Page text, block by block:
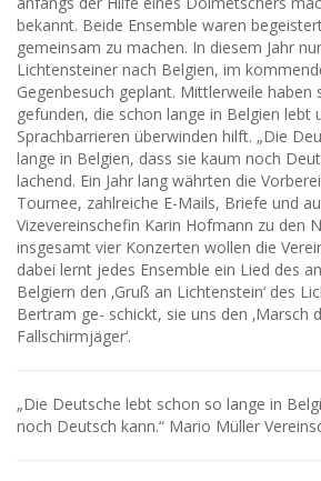
bekannt. Beide Ensemble waren
gemeinsam zu machen. In diesem Jahr
Lichtensteiner nach Belgien, im
Gegenbesuch geplant. Mittlerweile haben
gefunden, die schon lange in Belgien lebt
Sprachbarrieren überwinden hilft. „Die
lange in Belgien, dass sie kaum noch
lachend. Ein Jahr lang währten die
Tournee, zahlreiche E-Mails, Briefe und
Vizevereinschefin Karin Hofmann zu den
insgesamt vier Konzerten wollen die
dabei lernt jedes Ensemble ein Lied des
Belgiern den ‚Gruß an Lichtenstein‘ des
Bertram ge- schickt, sie uns den ‚Marsch
Fallschirmjäger‘.
„Die Deutsche lebt schon so lange in
noch Deutsch kann.“ Mario Müller